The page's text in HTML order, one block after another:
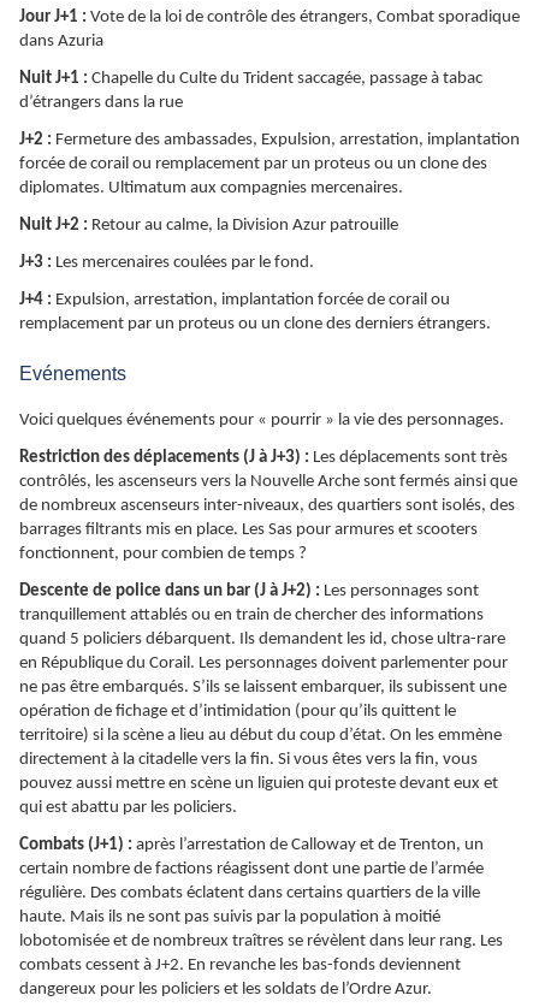
Jour J+1 : Vote de la loi de contrôle des étrangers, Combat sporadique
dans Azuria
Nuit J+1 : Chapelle du Culte du Trident saccagée, passage à tabac
d’étrangers dans la rue
J+2 : Fermeture des ambassades, Expulsion, arrestation, implantation
forcée de corail ou remplacement par un proteus ou un clone des
diplomates. Ultimatum aux compagnies mercenaires.
Nuit J+2 : Retour au calme, la Division Azur patrouille
J+3 : Les mercenaires coulées par le fond.
J+4 : Expulsion, arrestation, implantation forcée de corail ou
remplacement par un proteus ou un clone des derniers étrangers.
Evénements
Voici quelques événements pour « pourrir » la vie des personnages.
Restriction des déplacements (J à J+3) : Les déplacements sont très
contrôlés, les ascenseurs vers la Nouvelle Arche sont fermés ainsi que
de nombreux ascenseurs inter-niveaux, des quartiers sont isolés, des
barrages filtrants mis en place. Les Sas pour armures et scooters
fonctionnent, pour combien de temps ?
Descente de police dans un bar (J à J+2) : Les personnages sont
tranquillement attablés ou en train de chercher des informations
quand 5 policiers débarquent. Ils demandent les id, chose ultra-rare
en République du Corail. Les personnages doivent parlementer pour
ne pas être embarqués. S’ils se laissent embarquer, ils subissent une
opération de fichage et d’intimidation (pour qu’ils quittent le
territoire) si la scène a lieu au début du coup d’état. On les emmène
directement à la citadelle vers la fin. Si vous êtes vers la fin, vous
pouvez aussi mettre en scène un liguien qui proteste devant eux et
qui est abattu par les policiers.
Combats (J+1) : après l’arrestation de Calloway et de Trenton, un
certain nombre de factions réagissent dont une partie de l’armée
régulière. Des combats éclatent dans certains quartiers de la ville
haute. Mais ils ne sont pas suivis par la population à moitié
lobotomisée et de nombreux traîtres se révèlent dans leur rang. Les
combats cessent à J+2. En revanche les bas-fonds deviennent
dangereux pour les policiers et les soldats de l’Ordre Azur.